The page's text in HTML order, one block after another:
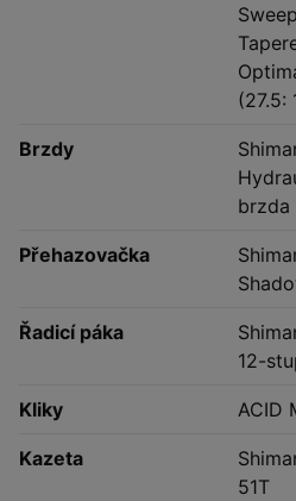
(27.5:
Brzdy
Přehazovačka
Řadicí páka
12-
Kliky ACID
Kazeta
51T